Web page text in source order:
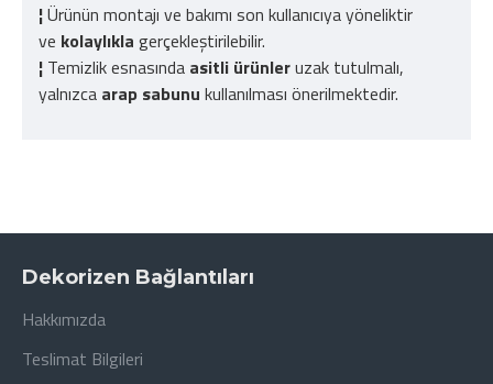
¦Ürünün montajı ve bakımı son kullanıcıya yöneliktir
ve kolaylıkla gerçekleştirilebilir.
¦ Temizlik esnasında asitli ürünleruzak tutulmalı,
yalnızca arap sabunu kullanılması önerilmektedir.
Dekorizen Bağlantıları
Hakkımızda
Teslimat Bilgileri